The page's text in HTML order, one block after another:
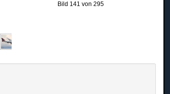
Bild 141 von 295